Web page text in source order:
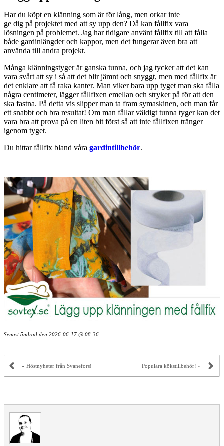
Har du köpt en klänning som är för lång, men orkar inte
ge dig på projektet med att sy upp den? Då kan fållfix vara
lösningen på problemet. Jag har tidigare använt fållfix till att fålla
både gardinlängder och kappor, men det fungerar även bra att
använda till andra projekt.
Många klänningstyger är ganska tunna, och jag tycker att det kan
vara svårt att sy i så att det blir jämnt och snyggt, men med fållfix är
det enklare att få raka kanter. Man viker bara upp tyget man ska fålla
några centimeter, lägger fållfixen emellan och stryker på för att den
ska fastna. På detta vis slipper man ta fram symaskinen, och man får
ett snabbt och bra resultat! Om man fållar väldigt tunna tyger kan det
vara bra att prova på en liten bit först så att inte fållfixen tränger
igenom tyget.
Du hittar fållfix bland våra gardintillbehör.
Senast ändrad den 2026-06-17 @ 08:36
« Höstnyheter från Svanefors! Populära kökstillbehör! »